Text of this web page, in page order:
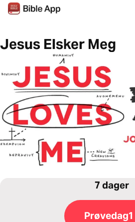
Jesus Elsker Meg
7 dager
Prøvedag1